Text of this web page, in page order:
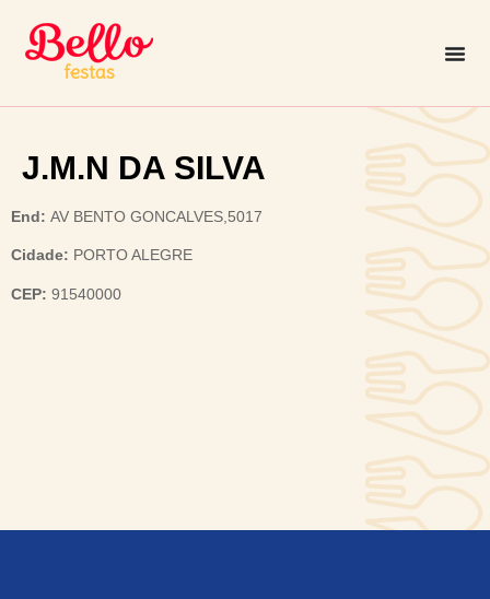
J.M.N DA SILVA
End: AV BENTO GONCALVES,5017
Cidade: PORTO ALEGRE
CEP: 91540000